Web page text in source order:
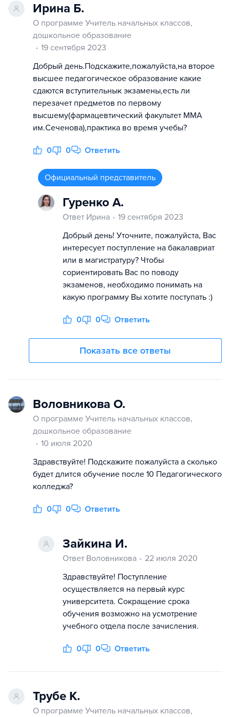
Ирина Б.
О программе Учитель начальных классов,
дошкольное образование
19 сентября 2023
Добрый день.Подскажите,пожалуйста,на второе
высшее педагогическое образование какие
сдаются вступительнык экзамены,есть ли
перезачет предметов по первому
высшему(фармацевтический факультет ММА
им.Сеченова),практика во время учебы?
0 0 Ответить
Официальный представитель
Гуренко А.
Ответ Ирина
19 сентября 2023
Добрый день! Уточните, пожалуйста, Вас
интересует поступление на бакалавриат
или в магистратуру? Чтобы
сориентировать Вас по поводу
экзаменов, необходимо понимать на
какую программу Вы хотите поступать :)
0 0 Ответить
Показать все ответы
Воловникова О.
О программе Учитель начальных классов,
дошкольное образование
10 июля 2020
Здравствуйте! Подскажите пожалуйста а сколько
будет длится обучение после 10 Педагогического
колледжа?
0 0 Ответить
Зайкина И.
Ответ Воловникова
22 июля 2020
Здравствуйте! Поступление
осуществляется на первый курс
университета. Сокращение срока
обучения возможно на усмотрение
учебного отдела после зачисления.
0 0 Ответить
Трубе К.
О программе Учитель начальных классов,